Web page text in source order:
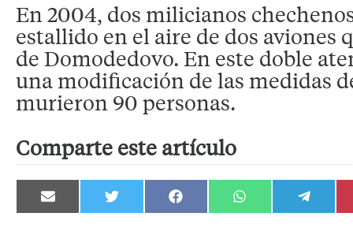
En 2004, dos milicianos
estallido en el aire de dos aviones
de Domodedovo. En este doble
una modificación de las medidas
murieron 90 personas.
Comparte este artículo
Compartir
en
Compartir
en
Compartir
en
Compartir
en
Compartir
en